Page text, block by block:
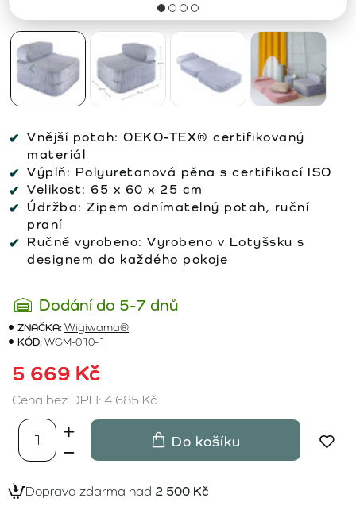
Vnější potah: OEKO-TEX® certifikovaný
materiál
Výplň: Polyuretanová pěna s certifikací ISO
Velikost: 65 x 60 x 25 cm
Údržba: Zipem odnímatelný potah, ruční
praní
Ručně vyrobeno: Vyrobeno v Lotyšsku s
designem do každého pokoje
Dodání do 5-7 dnů
ZNAČKA:Wigiwama®
KÓD:WGM-010-1
5 669 Kč
Cena bez DPH: 4 685 Kč
Do košíku
Doprava zdarma nad 2 500 Kč